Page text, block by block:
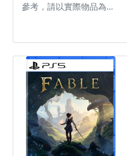
參考，請以實際物品為主
台：PlayStation 5 遊戲
類型：角色扮演 遊玩人
數： 1 人 作品分級：限
制級 製作廠商：人中之龍
工作室 發行廠商：世雅股
份有限公司